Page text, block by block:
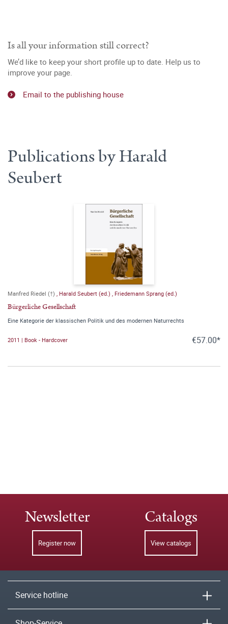
Is all your information still correct?
We’d like to keep your short profile up to date. Help us to
improve your page.
Email to the publishing house
Publications by Harald
Seubert
Manfred Riedel (†) Harald Seubert (ed.) Friedemann Sprang (ed.)
Bürgerliche Gesellschaft
Eine Kategorie der klassischen Politik und des modernen Naturrechts
2011 | Book - Hardcover €57.00*
Newsletter
Register now
Catalogs
View catalogs
Service hotline